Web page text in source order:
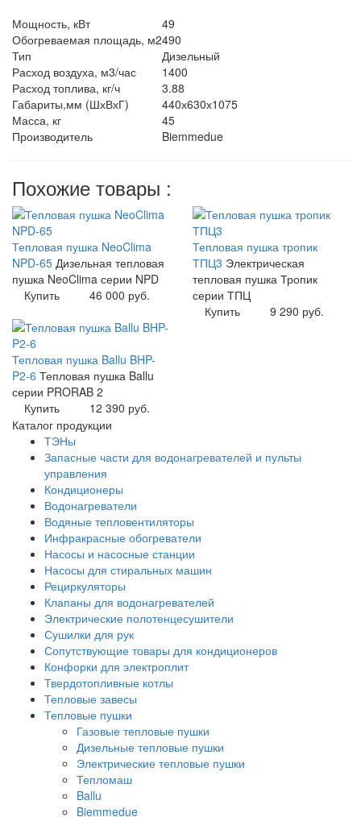
Мощность, кВт
49
Обогреваемая площадь, м2490
Тип
Дизельный
Расход воздуха, м3/час
1400
Расход топлива, кг/ч
3.88
Габариты,мм (ШхВхГ)
440х630х1075
Масса, кг
45
Производитель
Biemmedue
Похожие товары :
Тепловая пушка NeoClima
NPD-65 Дизельная тепловая
пушка NeoClima серии NPD
Купить
46 000 руб.
Тепловая пушка тропик
ТПЦ3 Электрическая
тепловая пушка Тропик
серии ТПЦ
Купить
9 290 руб.
Тепловая пушка Ballu BHP-
P2-6 Тепловая пушка Ballu
серии PRORAB 2
Купить
12 390 руб.
Каталог продукции
ТЭНы
Запасные части для водонагревателей и пульты
управления
Кондиционеры
Водонагреватели
Водяные тепловентиляторы
Инфракрасные обогреватели
Насосы и насосные станции
Насосы для стиральных машин
Рециркуляторы
Клапаны для водонагревателей
Электрические полотенцесушители
Сушилки для рук
Сопутствующие товары для кондиционеров
Конфорки для электроплит
Твердотопливные котлы
Тепловые завесы
Тепловые пушки
Газовые тепловые пушки
Дизельные тепловые пушки
Электрические тепловые пушки
Тепломаш
Ballu
Biemmedue